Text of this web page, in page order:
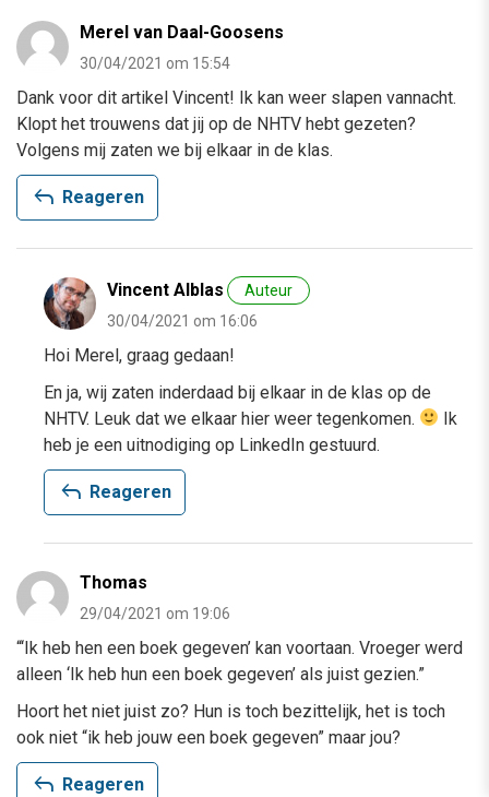
Merel van Daal-Goosens
30/04/2021 om 15:54
Dank voor dit artikel Vincent! Ik kan weer slapen vannacht.
Klopt het trouwens dat jij op de NHTV hebt gezeten?
Volgens mij zaten we bij elkaar in de klas.
reply Reageren
Vincent Alblas
Auteur
30/04/2021 om 16:06
Hoi Merel, graag gedaan!
En ja, wij zaten inderdaad bij elkaar in de klas op de
NHTV. Leuk dat we elkaar hier weer tegenkomen.
Ik
heb je een uitnodiging op LinkedIn gestuurd.
reply Reageren
Thomas
29/04/2021 om 19:06
“‘Ik heb hen een boek gegeven’ kan voortaan. Vroeger werd
alleen ‘Ik heb hun een boek gegeven’ als juist gezien.”
Hoort het niet juist zo? Hun is toch bezittelijk, het is toch
ook niet “ik heb jouw een boek gegeven” maar jou?
reply Reageren